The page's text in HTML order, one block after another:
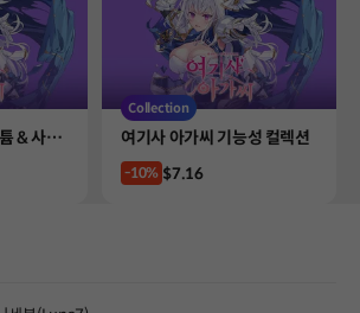
& 사이
Collection
Product
여기사 아가씨 기능성 컬렉션
-10% Price
$7.16